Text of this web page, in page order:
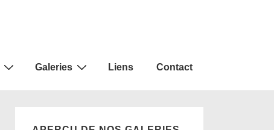
Galeries Liens Contact